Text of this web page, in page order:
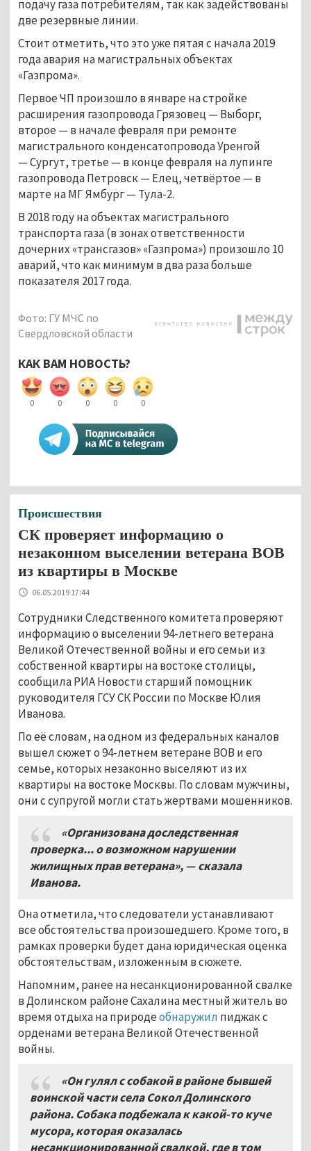
подачу газа потребителям, так как задействованы
две резервные линии.
Стоит отметить, что это уже пятая с начала 2019
года авария на магистральных объектах
«Газпрома».
Первое ЧП произошло в январе на стройке
расширения газопровода Грязовец — Выборг,
второе — в начале февраля при ремонте
магистрального конденсатопровода Уренгой
— Сургут, третье — в конце февраля на лупинге
газопровода Петровск — Елец, четвёртое — в
марте на МГ Ямбург — Тула-2.
В 2018 году на объектах магистрального
транспорта газа (в зонах ответственности
дочерних «трансгазов» «Газпрома») произошло 10
аварий, что как минимум в два раза больше
показателя 2017 года.
Фото: ГУ МЧС по
Свердловской области
КАК ВАМ НОВОСТЬ?
0 0 0 0 0
Происшествия
СК проверяет информацию о
незаконном выселении ветерана ВОВ
из квартиры в Москве
06.05.2019 17:44
Сотрудники Следственного комитета проверяют
информацию о выселении 94-летнего ветерана
Великой Отечественной войны и его семьи из
собственной квартиры на востоке столицы,
сообщила РИА Новости старший помощник
руководителя ГСУ СК России по Москве Юлия
Иванова.
По её словам, на одном из федеральных каналов
вышел сюжет о 94-летнем ветеране ВОВ и его
семье, которых незаконно выселяют из их
квартиры на востоке Москвы. По словам мужчины,
они с супругой могли стать жертвами мошенников.
«Организована доследственная
проверка... о возможном нарушении
жилищных прав ветерана», — сказала
Иванова.
Она отметила, что следователи устанавливают
все обстоятельства произошедшего. Кроме того, в
рамках проверки будет дана юридическая оценка
обстоятельствам, изложенным в сюжете.
Напомним, ранее на несанкционированной свалке
в Долинском районе Сахалина местный житель во
время отдыха на природеобнаружил пиджак с
орденами ветерана Великой Отечественной
войны.
«Он гулял с собакой в районе бывшей
воинской части села Сокол Долинского
района. Собака подбежала к какой-то куче
мусора, которая оказалась
несанкционированной свалкой, где в том